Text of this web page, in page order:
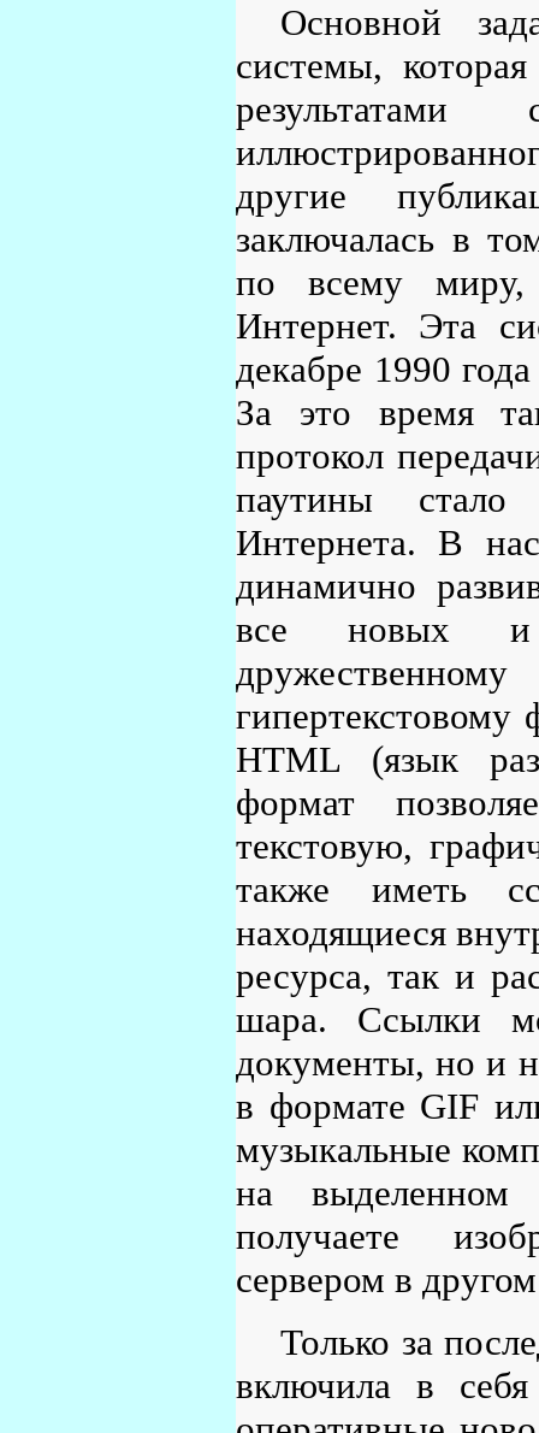
Основной
системы,
другие
заключалась в
по всему миру,
Интернет. Эта
декабре 1990
За это время
протокол
паутины
Интернета. В
динамично
все новых и
HTML (язык
формат
текстовую,
также иметь
находящиеся
ресурса, так и
шара. Ссылки
документы, но и
в формате GIF
музыкальные
на
получаете
сервером в
Только за
включила в